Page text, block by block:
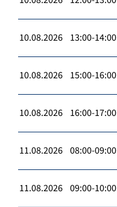
10.08.2026 13:00-14:00
10.08.2026 15:00-16:00
10.08.2026 16:00-17:00
11.08.2026 08:00-09:00
11.08.2026 09:00-10:00